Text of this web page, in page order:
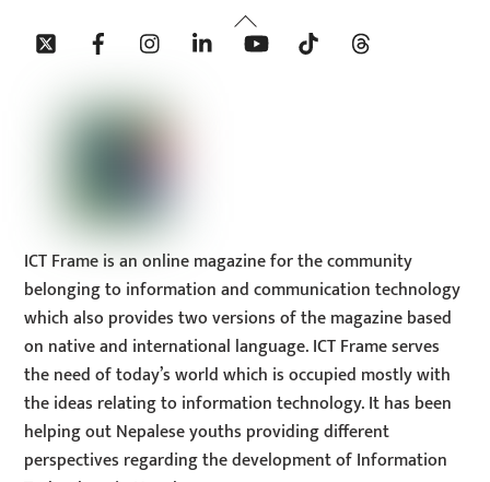
Back
To
Twitter Facebook InstagramLinkedin YouTube Tiktok
ICT Frame is an online magazine for the community
belonging to information and communication technology
which also provides two versions of the magazine based
on native and international language. ICT Frame serves
the need of today’s world which is occupied mostly with
the ideas relating to information technology. It has been
helping out Nepalese youths providing different
perspectives regarding the development of Information